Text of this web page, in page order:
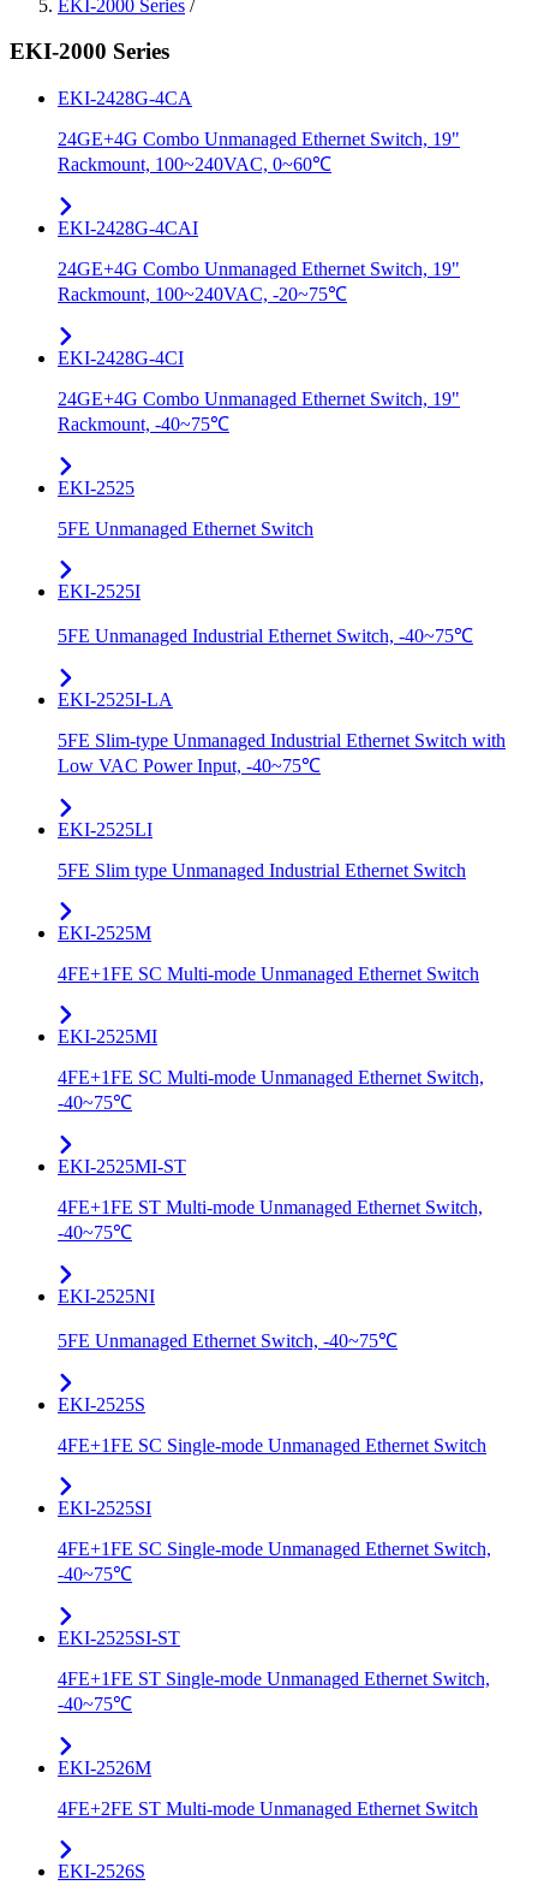
EKI-2000 Series /
EKI-2000 Series
EKI-2428G-4CA
24GE+4G Combo Unmanaged Ethernet Switch, 19"
Rackmount, 100~240VAC, 0~60℃
EKI-2428G-4CAI
24GE+4G Combo Unmanaged Ethernet Switch, 19"
Rackmount, 100~240VAC, -20~75℃
EKI-2428G-4CI
24GE+4G Combo Unmanaged Ethernet Switch, 19"
Rackmount, -40~75℃
EKI-2525
5FE Unmanaged Ethernet Switch
EKI-2525I
5FE Unmanaged Industrial Ethernet Switch, -40~75℃
EKI-2525I-LA
5FE Slim-type Unmanaged Industrial Ethernet Switch with
Low VAC Power Input, -40~75℃
EKI-2525LI
5FE Slim type Unmanaged Industrial Ethernet Switch
EKI-2525M
4FE+1FE SC Multi-mode Unmanaged Ethernet Switch
EKI-2525MI
4FE+1FE SC Multi-mode Unmanaged Ethernet Switch,
-40~75℃
EKI-2525MI-ST
4FE+1FE ST Multi-mode Unmanaged Ethernet Switch,
-40~75℃
EKI-2525NI
5FE Unmanaged Ethernet Switch, -40~75℃
EKI-2525S
4FE+1FE SC Single-mode Unmanaged Ethernet Switch
EKI-2525SI
4FE+1FE SC Single-mode Unmanaged Ethernet Switch,
-40~75℃
EKI-2525SI-ST
4FE+1FE ST Single-mode Unmanaged Ethernet Switch,
-40~75℃
EKI-2526M
4FE+2FE ST Multi-mode Unmanaged Ethernet Switch
EKI-2526S